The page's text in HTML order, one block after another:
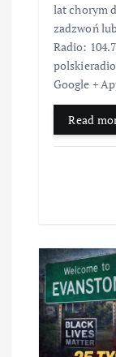
lat chorym
zadzwoń
Radio:
Google +
Read